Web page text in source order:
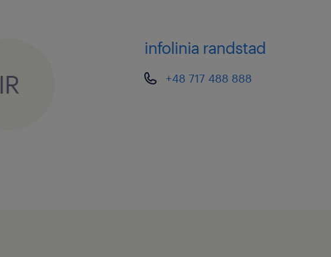
зручний графік: робота з понеділка по п’ятницю, дві зміни по 8
годин (6:00–14:00, 14:00–22:00).
IR
infolinia randstad
+48 717 488 888